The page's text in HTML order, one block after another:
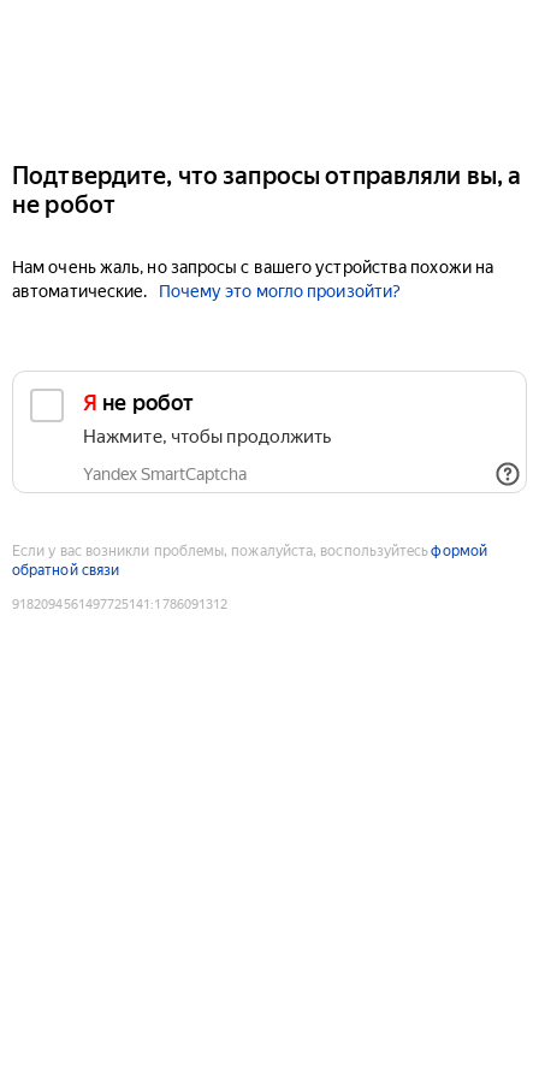
Подтвердите, что запросы отправляли вы, а
не робот
Нам очень жаль, но запросы с вашего устройства похожи на
автоматические.
Почему это могло произойти?
Я не робот
Нажмите, чтобы продолжить
Yandex SmartCaptcha
Если у вас возникли проблемы, пожалуйста, воспользуйтесьформой
обратной связи
9182094561497725141 :1786091312